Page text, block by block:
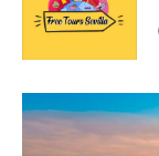
Triana